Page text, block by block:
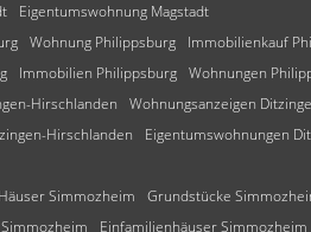
Eigentumswohnung Magstadt
Wohnung Philippsburg Immobilienkauf
Immobilien Philippsburg Wohnungen
Hirschlanden Wohnungsanzeigen
Hirschlanden Eigentumswohnungen
Häuser Simmozheim Grundstücke
Einfamilienhäuser Simmozheim